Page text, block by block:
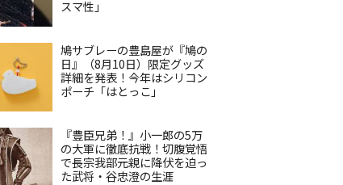
スマ性」
鳩サブレーの豊島屋が『鳩の
日』（8月10日）限定グッズ
詳細を発表！今年はシリコン
ポーチ「はとっこ」
『豊臣兄弟！』小一郎の5万
の大軍に徹底抗戦！切腹覚悟
で長宗我部元親に降伏を迫っ
た武将・谷忠澄の生涯